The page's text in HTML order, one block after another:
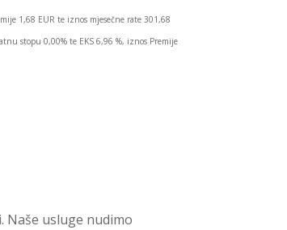
1,68 EUR te iznos mjesečne rate 301,68
stopu 0,00% te EKS 6,96 %, iznos Premije
Naše usluge nudimo